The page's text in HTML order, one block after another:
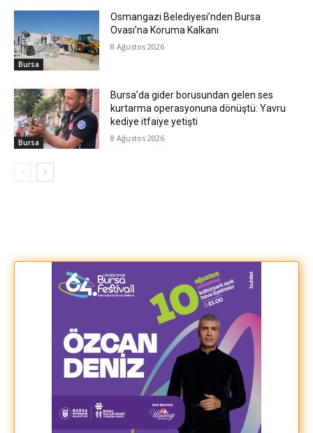
Bursa
Osmangazi Belediyesi’nden Bursa
Ovası’na Koruma Kalkanı
8 Ağustos 2026
Bursa
Bursa’da gider borusundan gelen ses
kurtarma operasyonuna dönüştü: Yavru
kediye itfaiye yetişti
8 Ağustos 2026